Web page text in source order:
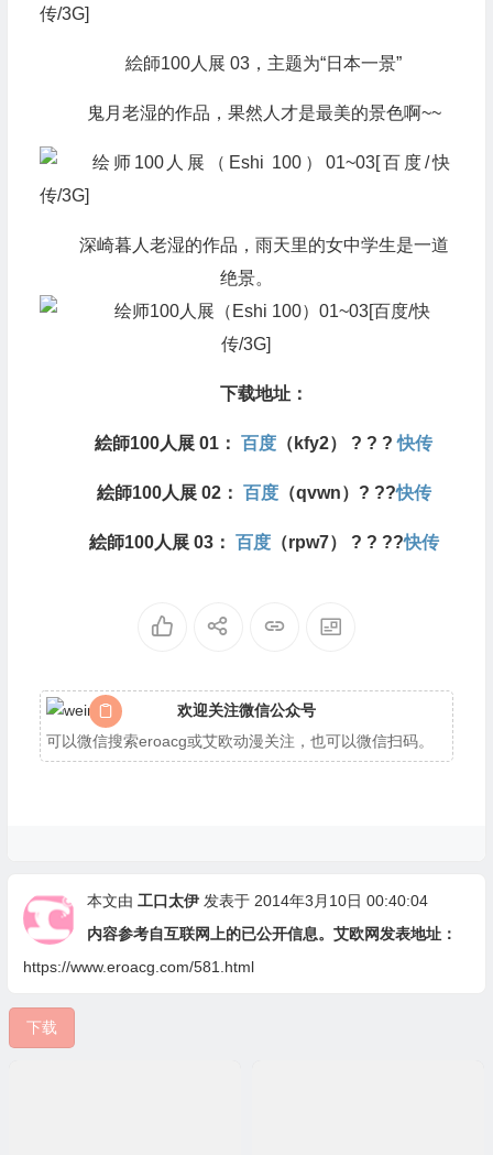
絵師100人展 03，主题为“日本一景”
鬼月老湿的作品，果然人才是最美的景色啊~~
深崎暮人老湿的作品，雨天里的女中学生是一道
绝景。
下载地址：
絵師100人展 01：百度 （kfy2） ? ? ?快传
絵師100人展 02： 百度（qvwn） ? ??快传
絵師100人展 03： 百度（rpw7） ? ? ??快传
欢迎关注微信公众号
可以微信搜索eroacg或艾欧动漫关注，也可以微信扫码。
本文由 工口太伊发表于 2014年3月10日 00:40:04
内容参考自互联网上的已公开信息。艾欧网发表地址：
https://www.eroacg.com/581.html
下载